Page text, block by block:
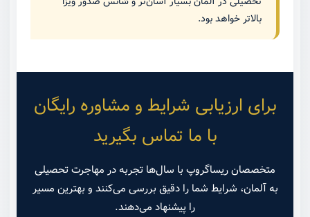
بالاتر خواهد بود.
برای ارزیابی شرایط و مشاوره رایگان
با ما تماس بگیرید
متخصصان ریساگروپ با سال‌ها تجربه در مهاجرت تحصیلی
به آلمان، شرایط شما را دقیق بررسی می‌کنند و بهترین مسیر
را پیشنهاد می‌دهند.